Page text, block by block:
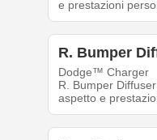
e prestazioni
R. Bumper
Dodge™ Charger
R. Bumper
aspetto e